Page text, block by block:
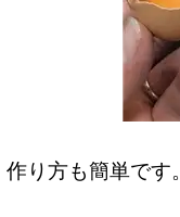
作り方も簡単です。